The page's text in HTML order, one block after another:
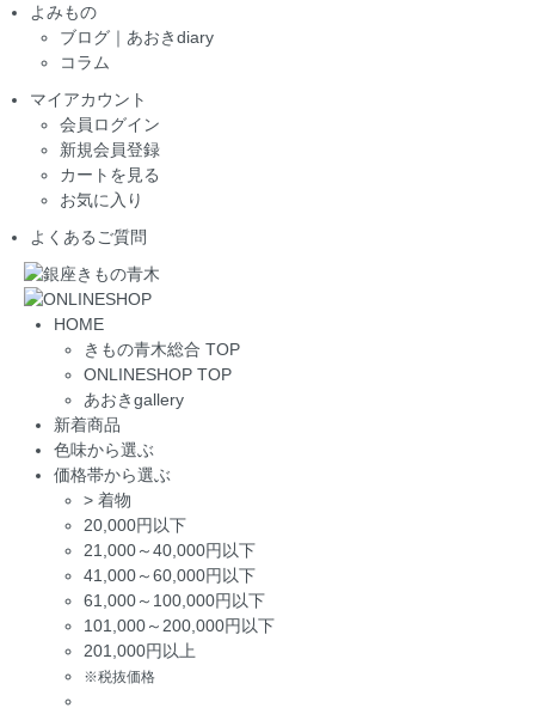
よみもの
ブログ｜あおきdiary
コラム
マイアカウント
会員ログイン
新規会員登録
カートを見る
お気に入り
よくあるご質問
HOME
きもの青木総合 TOP
ONLINESHOP TOP
あおきgallery
新着商品
色味から選ぶ
価格帯から選ぶ
> 着物
20,000円以下
21,000～40,000円以下
41,000～60,000円以下
61,000～100,000円以下
101,000～200,000円以下
201,000円以上
※税抜価格